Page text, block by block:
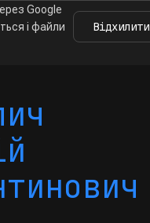
Google
і файли
Відхилити